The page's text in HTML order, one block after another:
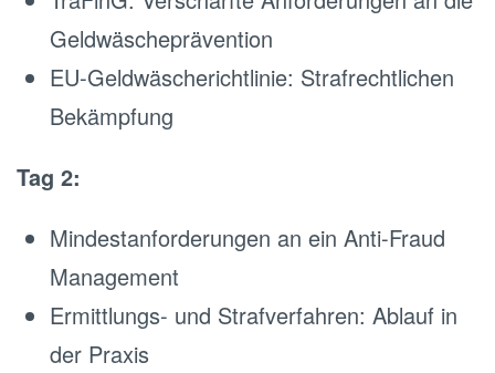
Geldwäscheprävention
EU-Geldwäscherichtlinie: Strafrechtlichen
Bekämpfung
Tag 2:
Mindestanforderungen an ein Anti-Fraud
Management
Ermittlungs- und Strafverfahren: Ablauf in
der Praxis